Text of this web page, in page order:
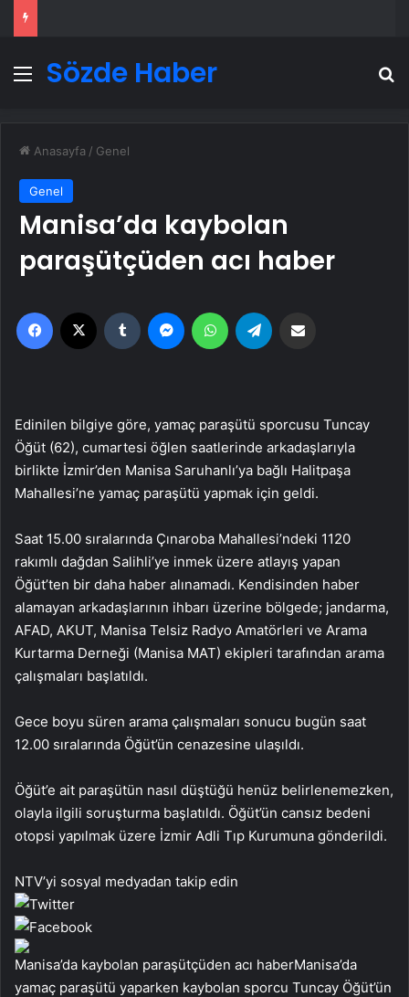
Menü
Sözde Haber
Anasayfa / Genel
Genel
Manisa’da kaybolan
paraşütçüden acı haber
Facebook Tumblr MessengerWhatsApp
Edinilen bilgiye göre, yamaç paraşütü sporcusu Tuncay
Öğüt (62), cumartesi öğlen saatlerinde arkadaşlarıyla
birlikte İzmir’den Manisa Saruhanlı’ya bağlı Halitpaşa
Mahallesi’ne yamaç paraşütü yapmak için geldi.
Saat 15.00 sıralarında Çınaroba Mahallesi’ndeki 1120
rakımlı dağdan Salihli’ye inmek üzere atlayış yapan
Öğüt’ten bir daha haber alınamadı. Kendisinden haber
alamayan arkadaşlarının ihbarı üzerine bölgede; jandarma,
AFAD, AKUT, Manisa Telsiz Radyo Amatörleri ve Arama
Kurtarma Derneği (Manisa MAT) ekipleri tarafından arama
çalışmaları başlatıldı.
Gece boyu süren arama çalışmaları sonucu bugün saat
12.00 sıralarında Öğüt’ün cenazesine ulaşıldı.
Öğüt’e ait paraşütün nasıl düştüğü henüz belirlenemezken,
olayla ilgili soruşturma başlatıldı. Öğüt’ün cansız bedeni
otopsi yapılmak üzere İzmir Adli Tıp Kurumuna gönderildi.
NTV’yi sosyal medyadan takip edin
Manisa’da kaybolan paraşütçüden acı haberManisa’da
yamaç paraşütü yaparken kaybolan sporcu Tuncay Öğüt’ün